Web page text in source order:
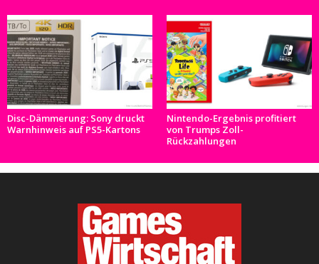
Disc-Dämmerung: Sony druckt
Warnhinweis auf PS5-Kartons
Nintendo-Ergebnis profitiert
von Trumps Zoll-
Rückzahlungen